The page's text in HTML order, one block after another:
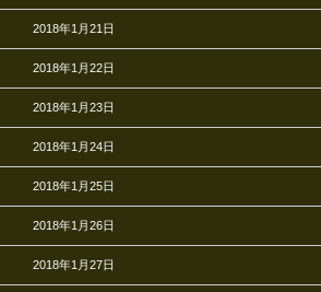
2018年1月21日
2018年1月22日
2018年1月23日
2018年1月24日
2018年1月25日
2018年1月26日
2018年1月27日